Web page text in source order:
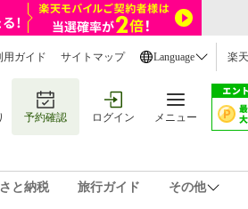
用ガイド サイトマップ Language 楽
予約確認 ログイン メニュー
と納税 旅行ガイド その他